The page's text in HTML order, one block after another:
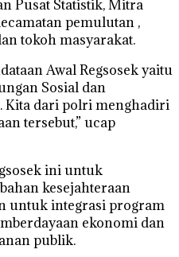
Pusat Statistik, Mitra
pemulutan ,
tokoh masyarakat.
Awal Regsosek yaitu
Sosial dan
Kita dari polri menghadiri
tersebut,” ucap
ini untuk
kesejahteraan
untuk integrasi program
ekonomi dan
publik.